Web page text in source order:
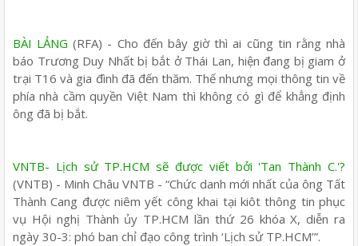
BÀI LẢNG (RFA) - Cho đến bây giờ thì ai cũng tin rằng nhà
báo Trương Duy Nhất bị bắt ở Thái Lan, hiện đang bị giam ở
trại T16 và gia đình đã đến thăm. Thế nhưng mọi thông tin về
phía nhà cầm quyền Việt Nam thì không có gì để khẳng định
ông đã bị bắt.
VNTB- Lịch sử TP.HCM sẽ được viết bởi 'Tan Thành C.'?
(VNTB) - Minh Châu VNTB - “Chức danh mới nhất của ông Tất
Thành Cang được niêm yết công khai tại kiôt thông tin phục
vụ Hội nghị Thành ủy TP.HCM lần thứ 26 khóa X, diễn ra
ngày 30-3: phó ban chỉ đạo công trình ‘Lịch sử TP.HCM’”.